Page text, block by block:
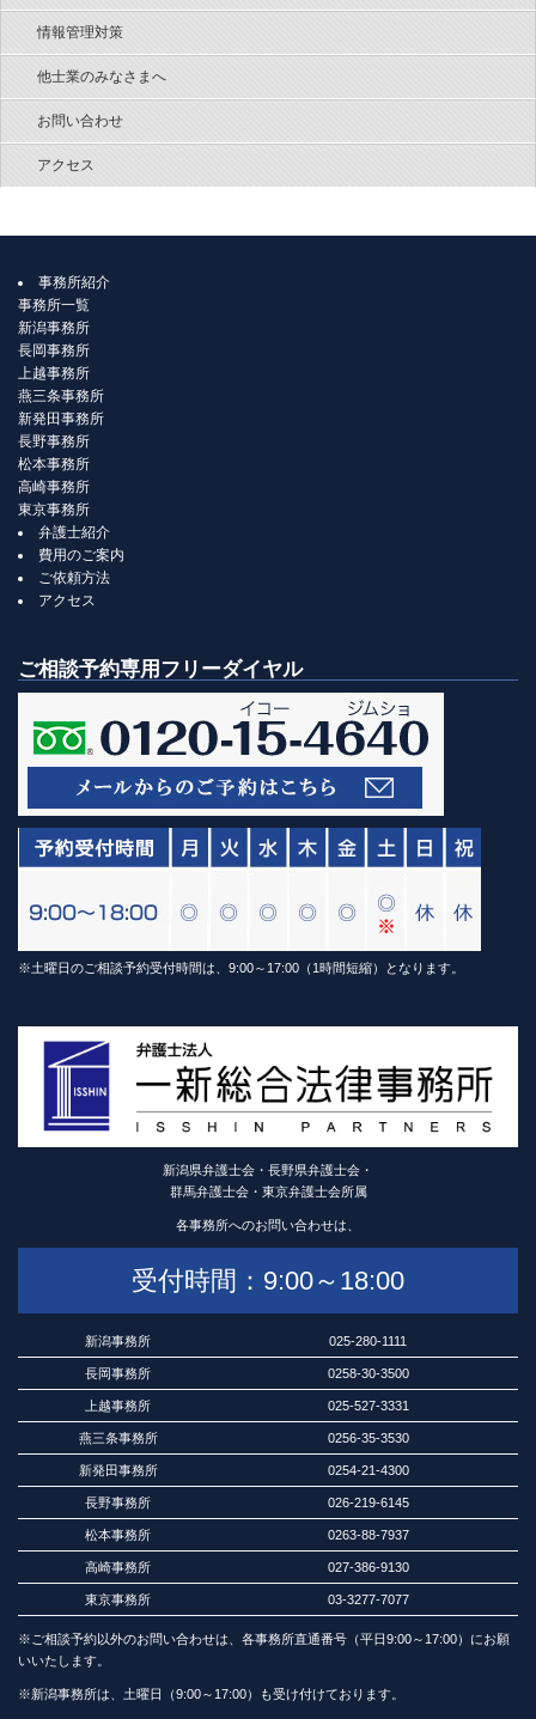
情報管理対策
他士業のみなさまへ
お問い合わせ
アクセス
事務所紹介
事務所一覧
新潟事務所
長岡事務所
上越事務所
燕三条事務所
新発田事務所
長野事務所
松本事務所
高崎事務所
東京事務所
弁護士紹介
費用のご案内
ご依頼方法
アクセス
ご相談予約専用フリーダイヤル
※土曜日のご相談予約受付時間は、9:00～17:00（1時間短縮）となります。
新潟県弁護士会・長野県弁護士会・
群馬弁護士会・東京弁護士会所属
各事務所へのお問い合わせは、
受付時間：9:00～18:00
新潟事務所 025-280-1111
長岡事務所 0258-30-3500
上越事務所 025-527-3331
燕三条事務所 0256-35-3530
新発田事務所 0254-21-4300
長野事務所 026-219-6145
松本事務所 0263-88-7937
高崎事務所 027-386-9130
東京事務所 03-3277-7077
※ご相談予約以外のお問い合わせは、各事務所直通番号（平日9:00～17:00）にお願
いいたします。
※新潟事務所は、土曜日（9:00～17:00）も受け付けております。